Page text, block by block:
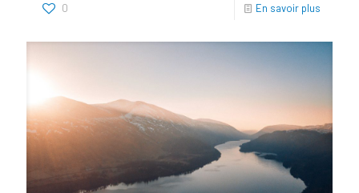
0 En savoir plus